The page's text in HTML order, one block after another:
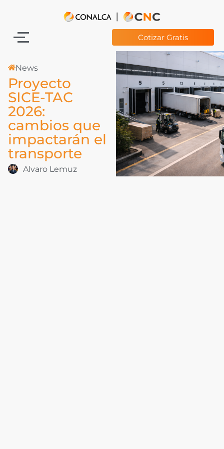
Cotizar Gratis
News
Proyecto
SICE-TAC
2026:
cambios que
impactarán el
transporte
Alvaro Lemuz